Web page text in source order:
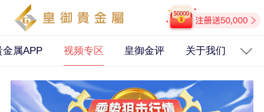
金属APP 视频专区 皇御金评 关于我们 公